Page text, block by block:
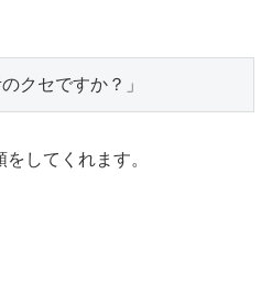
してくれます。